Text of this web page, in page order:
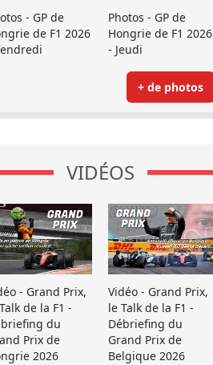
- GP de
de F1 2026
Photos - GP de
Hongrie de F1 2026
- Jeudi
+ de photos
VIDÉOS
- Grand Prix,
de la F1 -
du
Prix de
2026
Vidéo - Grand Prix,
le Talk de la F1 -
Débriefing du
Grand Prix de
Belgique 2026